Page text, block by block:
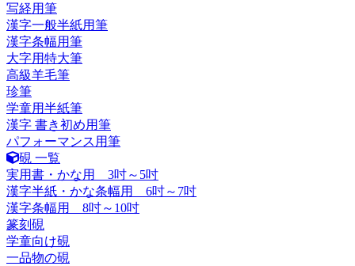
写経用筆
漢字一般半紙用筆
漢字条幅用筆
大字用特大筆
高級羊毛筆
珍筆
学童用半紙筆
漢字 書き初め用筆
パフォーマンス用筆
硯 一覧
実用書・かな用 3吋～5吋
漢字半紙・かな条幅用 6吋～7吋
漢字条幅用 8吋～10吋
篆刻硯
学童向け硯
一品物の硯